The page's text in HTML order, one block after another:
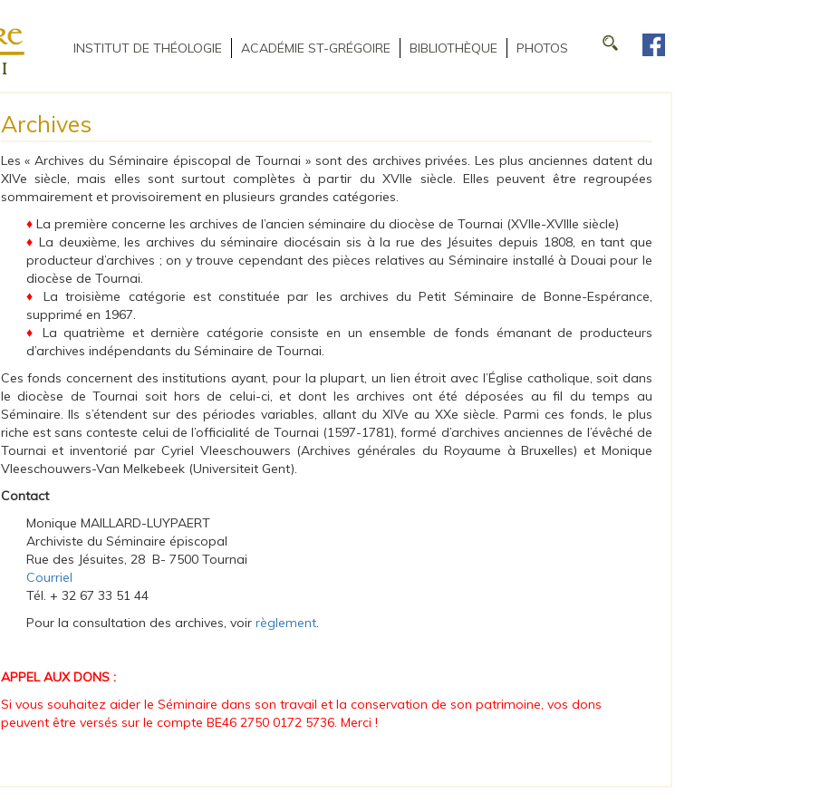
INSTITUT DE THÉOLOGIE ACADÉMIE ST-GRÉGOIRE BIBLIOTHÈQUE PHOTOS
Archives
Les « Archives du Séminaire épiscopal de Tournai » sont des archives privées. Les plus anciennes datent du
XIVe siècle, mais elles sont surtout complètes à partir du XVIIe siècle. Elles peuvent être regroupées
sommairement et provisoirement en plusieurs grandes catégories.
♦La première concerne les archives de l’ancien séminaire du diocèse de Tournai (XVIIe-XVIIIe siècle)
♦ La deuxième, les archives du séminaire diocésain sis à la rue des Jésuites depuis 1808, en tant que
producteur d’archives ; on y trouve cependant des pièces relatives au Séminaire installé à Douai pour le
diocèse de Tournai.
♦
La troisième catégorie est constituée par les archives du Petit Séminaire de Bonne-Espérance,
supprimé en 1967.
♦
La quatrième et dernière catégorie consiste en un ensemble de fonds émanant de producteurs
d’archives indépendants du Séminaire de Tournai.
Ces fonds concernent des institutions ayant, pour la plupart, un lien étroit avec l’Église catholique, soit dans
le diocèse de Tournai soit hors de celui-ci, et dont les archives ont été déposées au fil du temps au
Séminaire. Ils s’étendent sur des périodes variables, allant du XIVe au XXe siècle. Parmi ces fonds, le plus
riche est sans conteste celui de l’officialité de Tournai (1597-1781), formé d’archives anciennes de l’évêché de
Tournai et inventorié par Cyriel Vleeschouwers (Archives générales du Royaume à Bruxelles) et Monique
Vleeschouwers-Van Melkebeek (Universiteit Gent).
Contact
Monique MAILLARD-LUYPAERT
Archiviste du Séminaire épiscopal
Rue des Jésuites, 28 B- 7500 Tournai
Courriel
Tél. + 32 67 33 51 44
Pour la consultation des archives, voir règlement.
APPEL AUX DONS :
Si vous souhaitez aider le Séminaire dans son travail et la conservation de son patrimoine, vos dons
peuvent être versés sur le compte BE46 2750 0172 5736. Merci !